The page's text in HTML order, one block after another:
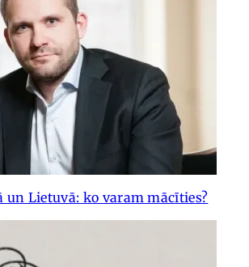
Lietuvā: ko varam mācīties?